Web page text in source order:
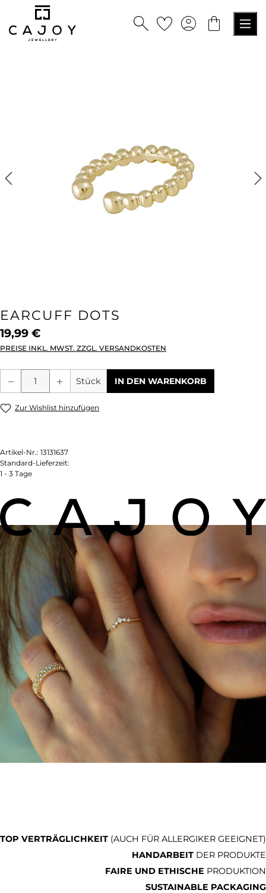
springen
EARCUFF DOTS
19,99 €
PREISE INKL. MWST. ZZGL. VERSANDKOSTEN
Produkt Anzahl: Gib den gewünschten
Stück IN DEN WARENKORB
Zur Wishlist hinzufügen
Artikel-Nr.: 13131637
Standard-Lieferzeit:
1 - 3 Tage
TOP VERTRÄGLICHKEIT (AUCH FÜR ALLERGIKER GEEIGNET)
HANDARBEIT DER PRODUKTE
FAIRE UND ETHISCHE PRODUKTION
SUSTAINABLE PACKAGING